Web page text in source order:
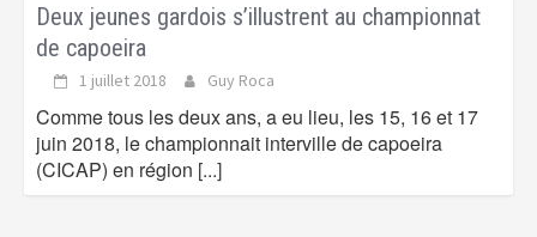
Deux jeunes gardois s’illustrent au championnat
de capoeira
1 juillet 2018 Guy Roca
Comme tous les deux ans, a eu lieu, les 15, 16 et 17
juin 2018, le championnait interville de capoeira
(CICAP) en région [...]